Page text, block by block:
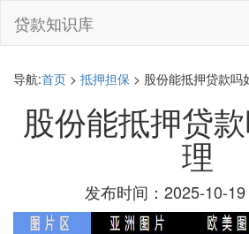
贷款知识库
导航:首页 > 抵押担保 > 股份能抵押贷款吗
股份能抵押贷
理
发布时间：2025-10-